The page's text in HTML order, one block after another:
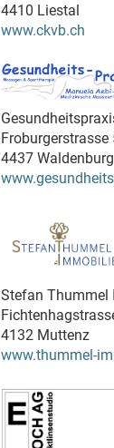
4410 Liestal
www.ckvb.ch
Froburgerstrasse
4437 Waldenburg
Stefan Thummel
4132 Muttenz
www.thummel-